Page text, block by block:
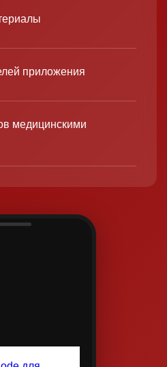
приложения
медицинскими